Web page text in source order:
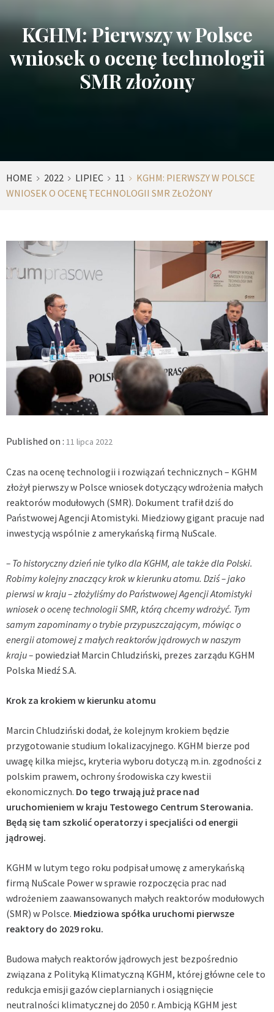
KGHM: Pierwszy w Polsce
wniosek o ocenę technologii
SMR złożony
HOME 2022 LIPIEC 11
KGHM: PIERWSZY W POLSCE
WNIOSEK O OCENĘ TECHNOLOGII SMR ZŁOŻONY
Published on : 11 lipca 2022
Czas na ocenę technologii i rozwiązań technicznych – KGHM
złożył pierwszy w Polsce wniosek dotyczący wdrożenia małych
reaktorów modułowych (SMR). Dokument trafił dziś do
Państwowej Agencji Atomistyki. Miedziowy gigant pracuje nad
inwestycją wspólnie z amerykańską firmą NuScale.
– To historyczny dzień nie tylko dla KGHM, ale także dla Polski.
Robimy kolejny znaczący krok w kierunku atomu. Dziś – jako
pierwsi w kraju – złożyliśmy do Państwowej Agencji Atomistyki
wniosek o ocenę technologii SMR, którą chcemy wdrożyć. Tym
samym zapominamy o trybie przypuszczającym, mówiąc o
energii atomowej z małych reaktorów jądrowych w naszym
kraju– powiedział Marcin Chludziński, prezes zarządu KGHM
Polska Miedź S.A.
Krok za krokiem w kierunku atomu
Marcin Chludziński dodał, że kolejnym krokiem będzie
przygotowanie studium lokalizacyjnego. KGHM bierze pod
uwagę kilka miejsc, kryteria wyboru dotyczą m.in. zgodności z
polskim prawem, ochrony środowiska czy kwestii
ekonomicznych. Do tego trwają już prace nad
uruchomieniem w kraju Testowego Centrum Sterowania.
Będą się tam szkolić operatorzy i specjaliści od energii
jądrowej.
KGHM w lutym tego roku podpisał umowę z amerykańską
firmą NuScale Power w sprawie rozpoczęcia prac nad
wdrożeniem zaawansowanych małych reaktorów modułowych
(SMR) w Polsce. Miedziowa spółka uruchomi pierwsze
reaktory do 2029 roku.
Budowa małych reaktorów jądrowych jest bezpośrednio
związana z Polityką Klimatyczną KGHM, której główne cele to
redukcja emisji gazów cieplarnianych i osiągnięcie
neutralności klimatycznej do 2050 r. Ambicją KGHM jest